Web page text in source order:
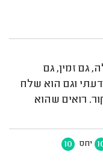
גם זמין, גם
וגם הוא שלח
רואים שהוא
יחס 10